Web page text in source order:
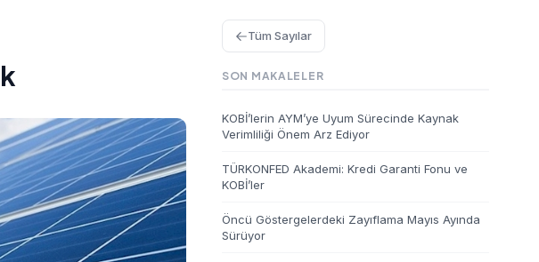
Tüm Sayılar
SON MAKALELER
KOBİ’lerin AYM’ye Uyum Sürecinde Kaynak
Verimliliği Önem Arz Ediyor
TÜRKONFED Akademi: Kredi Garanti Fonu ve
KOBİ’ler
Öncü Göstergelerdeki Zayıflama Mayıs Ayında
Sürüyor